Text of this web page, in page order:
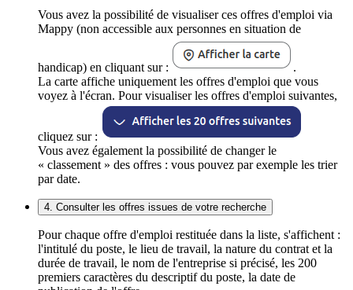
Vous avez la possibilité de visualiser ces offres d'emploi via
Mappy (non accessible aux personnes en situation de
handicap) en cliquant sur :
.
La carte affiche uniquement les offres d'emploi que vous
voyez à l'écran. Pour visualiser les offres d'emploi suivantes,
cliquez sur :
Vous avez également la possibilité de changer le
« classement » des offres : vous pouvez par exemple les trier
par date.
4. Consulter les offres issues de votre recherche
Pour chaque offre d'emploi restituée dans la liste, s'affichent :
l'intitulé du poste, le lieu de travail, la nature du contrat et la
durée de travail, le nom de l'entreprise si précisé, les 200
premiers caractères du descriptif du poste, la date de